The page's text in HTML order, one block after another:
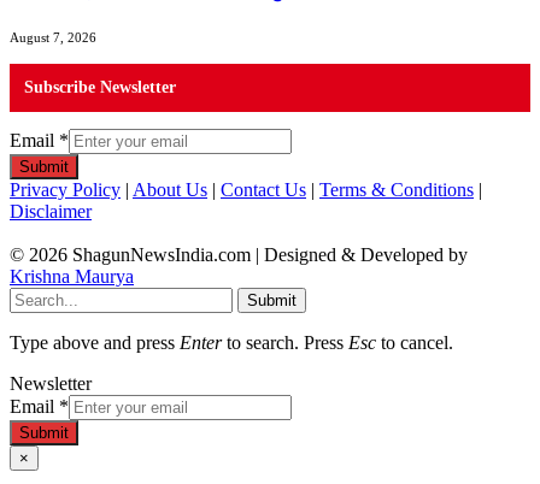
August 7, 2026
Subscribe Newsletter
Email *
Submit
Privacy Policy | About Us | Contact Us | Terms & Conditions |
Disclaimer
© 2026 ShagunNewsIndia.com | Designed & Developed by
Krishna Maurya
Submit
Type above and press Enterto search. Press Esc to cancel.
Newsletter
Email *
Submit
×